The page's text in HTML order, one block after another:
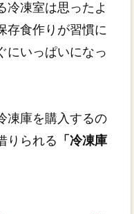
冷凍室は思ったよ
存食作りが習慣に
にいっぱいになっ
凍庫を購入するの
りられる 「冷凍庫